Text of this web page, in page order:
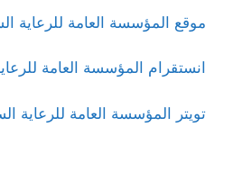
موقع المؤسسة العامة للرعاية
انستقرام المؤسسة العامة
تويتر المؤسسة العامة للرعاية